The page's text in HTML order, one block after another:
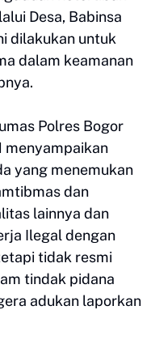
Desa, Babinsa
dilakukan untuk
dalam keamanan
Polres Bogor
menyampaikan
yang menemukan
dan
lainnya dan
Ilegal dengan
tidak resmi
tindak pidana
adukan laporkan